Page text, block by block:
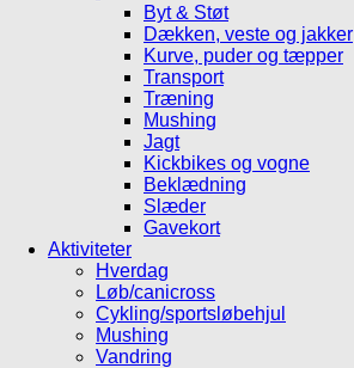
Byt & Støt
Dækken, veste og jakker
Kurve, puder og tæpper
Transport
Træning
Mushing
Jagt
Kickbikes og vogne
Beklædning
Slæder
Gavekort
Aktiviteter
Hverdag
Løb/canicross
Cykling/sportsløbehjul
Mushing
Vandring